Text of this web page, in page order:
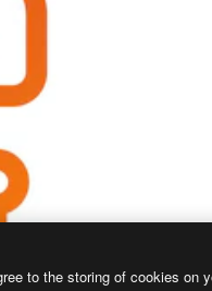
to the storing of cookies on